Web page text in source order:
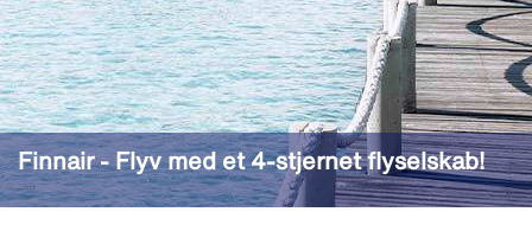
Finnair - Flyv med et 4-stjernet flyselskab!